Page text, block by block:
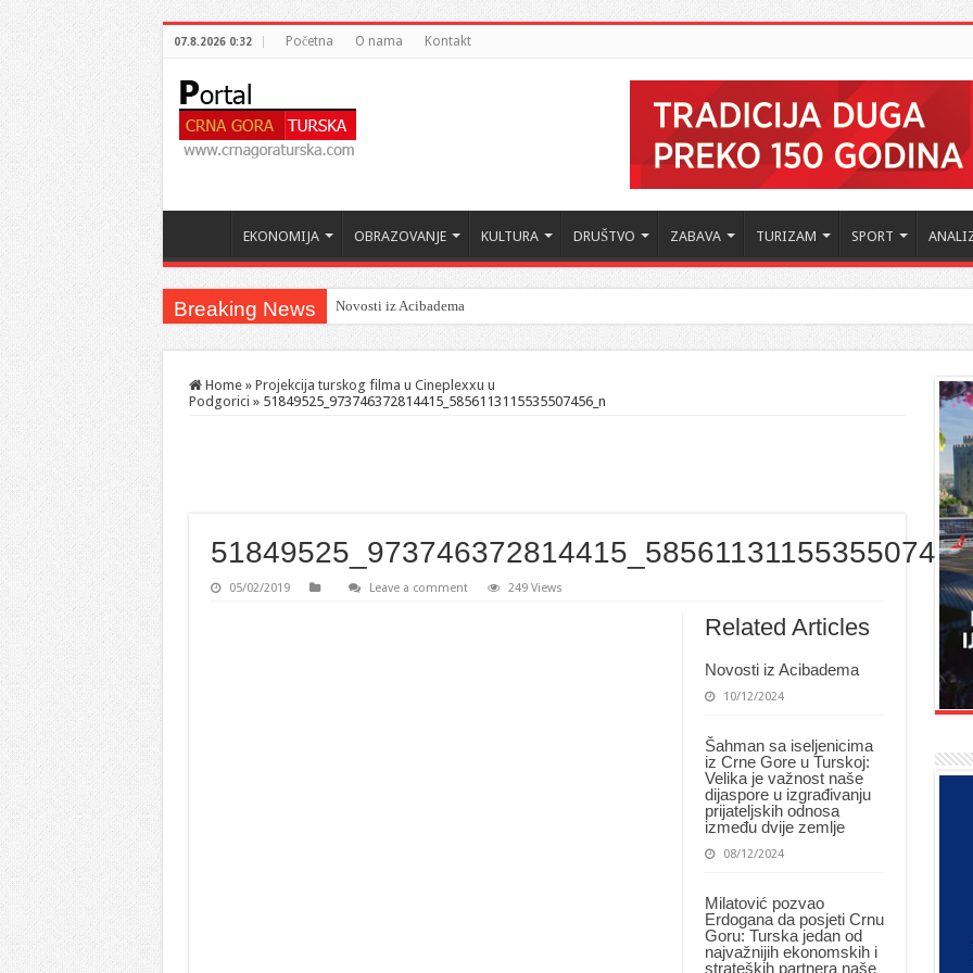
07.8.2026 0:32 Početna O nama Kontakt
EKONOMIJA OBRAZOVANJE KULTURA DRUŠTVO ZABAVA TURIZAM SPORT
Breaking News Šahman sa iseljenicima iz Crne Gore u Turskoj: Velika je važnost naše dijaspore u izgrađivanju
Home » Projekcija turskog filma u Cineplexxu u
Podgorici » 51849525_973746372814415_5856113115535507456_n
05/02/2019 Leave a comment 249 Views
Related Articles
Novosti iz Acibadema
10/12/2024
Šahman sa iseljenicima
iz Crne Gore u Turskoj:
Velika je važnost naše
dijaspore u izgrađivanju
prijateljskih odnosa
između dvije zemlje
08/12/2024
Milatović pozvao
Erdogana da posjeti Crnu
Goru: Turska jedan od
najvažnijih ekonomskih i
strateških partnera naše